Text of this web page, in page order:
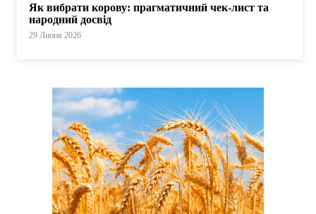
Як вибрати корову: прагматичний чек-лист та
народний досвід
29 Липня 2026